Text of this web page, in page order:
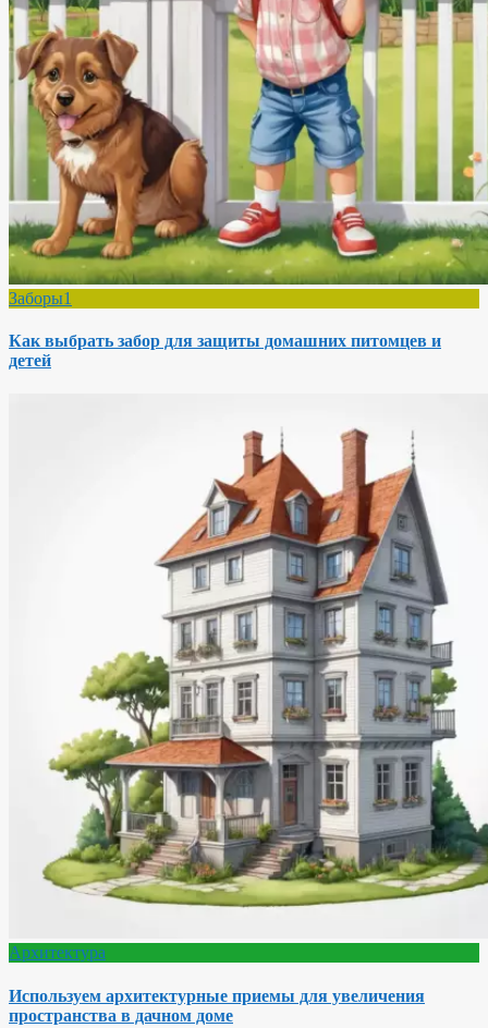
Заборы1
Как выбрать забор для защиты домашних питомцев и
детей
Архитектура
Используем архитектурные приемы для увеличения
пространства в дачном доме